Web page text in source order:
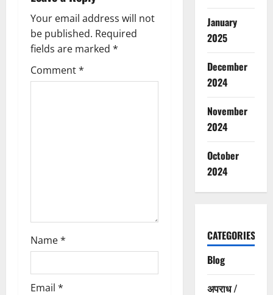
i
g
a
Your email address will not
be published. Required
fields are marked *
Comment*
Name*
Email *
January
2025
December
2024
November
2024
October
2024
CATEGORIES
Blog
अपराध /